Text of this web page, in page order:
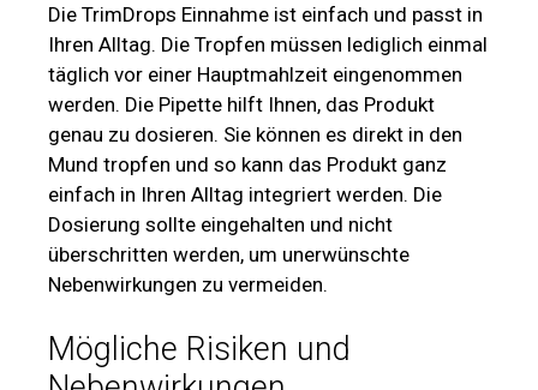
Die TrimDrops Einnahme ist einfach und passt in
Ihren Alltag. Die Tropfen müssen lediglich einmal
täglich vor einer Hauptmahlzeit eingenommen
werden. Die Pipette hilft Ihnen, das Produkt
genau zu dosieren. Sie können es direkt in den
Mund tropfen und so kann das Produkt ganz
einfach in Ihren Alltag integriert werden. Die
Dosierung sollte eingehalten und nicht
überschritten werden, um unerwünschte
Nebenwirkungen zu vermeiden.
Mögliche Risiken und